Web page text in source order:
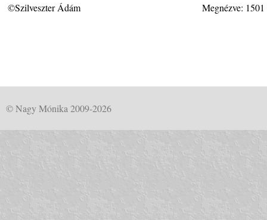
©Szilveszter Ádám Megnézve:
© Nagy Mónika 2009-2026